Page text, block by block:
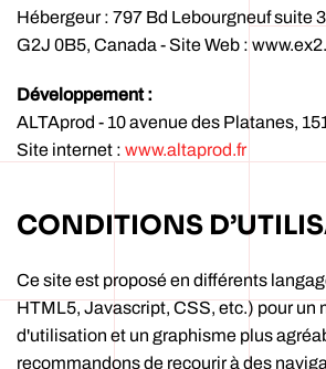
Hébergeur : 797 Bd Lebourgneuf suite
G2J 0B5, Canada - Site Web :
Développement :
ALTAprod - 10 avenue des Platanes,
Site internet : www.altaprod.fr
CONDITIONS
Ce site est proposé en différents
HTML5, Javascript, CSS, etc.) pour un
d'utilisation et un graphisme plus
recommandons de recourir à des